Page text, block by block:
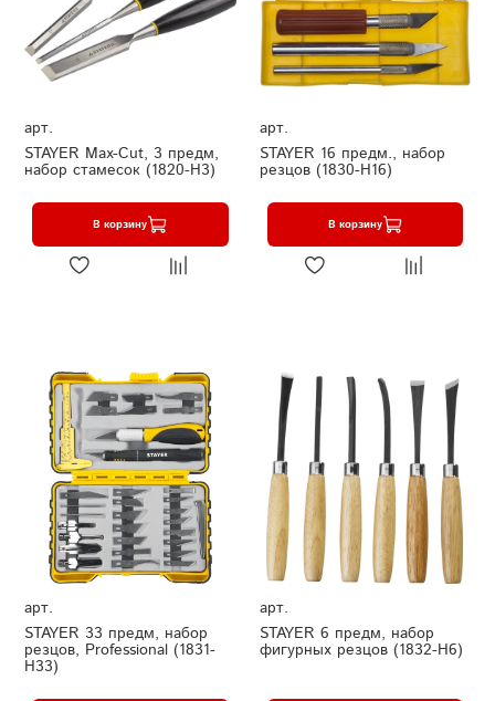
арт.
STAYER Max-Cut, 3 предм,
набор стамесок (1820-H3)
В корзину
арт.
STAYER 16 предм., набор
резцов (1830-H16)
В корзину
арт.
STAYER 33 предм, набор
резцов, Professional (1831-
H33)
арт.
STAYER 6 предм, набор
фигурных резцов (1832-H6)